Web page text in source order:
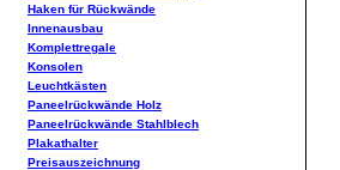
Haken für Rückwände
Innenausbau
Komplettregale
Konsolen
Leuchtkästen
Paneelrückwände Holz
Paneelrückwände Stahlblech
Plakathalter
Preisauszeichnung